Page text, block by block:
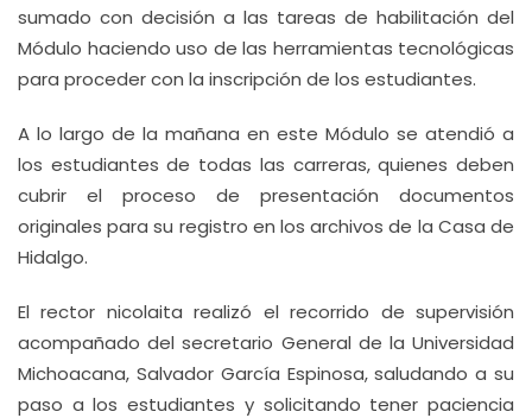
sumado con decisión a las tareas de habilitación del
Módulo haciendo uso de las herramientas tecnológicas
para proceder con la inscripción de los estudiantes.
A lo largo de la mañana en este Módulo se atendió a
los estudiantes de todas las carreras, quienes deben
cubrir el proceso de presentación documentos
originales para su registro en los archivos de la Casa de
Hidalgo.
El rector nicolaita realizó el recorrido de supervisión
acompañado del secretario General de la Universidad
Michoacana, Salvador García Espinosa, saludando a su
paso a los estudiantes y solicitando tener paciencia